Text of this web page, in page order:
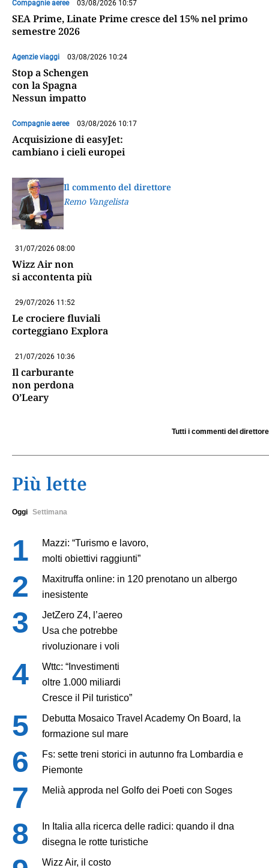
Compagnie aeree 03/08/2026 10:57
SEA Prime, Linate Prime cresce del 15% nel primo
semestre 2026
Agenzie viaggi 03/08/2026 10:24
Stop a Schengen
con la Spagna
Nessun impatto
Compagnie aeree 03/08/2026 10:17
Acquisizione di easyJet:
cambiano i cieli europei
Il commento del direttore
Remo Vangelista
31/07/2026 08:00
Wizz Air non
si accontenta più
29/07/2026 11:52
Le crociere fluviali
corteggiano Explora
21/07/2026 10:36
Il carburante
non perdona
O’Leary
Tutti i commenti del direttore
Più lette
Oggi Settimana
Mazzi: “Turismo e lavoro,
molti obiettivi raggiunti”
Maxitruffa online: in 120 prenotano un albergo
inesistente
JetZero Z4, l’aereo
Usa che potrebbe
rivoluzionare i voli
Wttc: “Investimenti
oltre 1.000 miliardi
Cresce il Pil turistico”
Debutta Mosaico Travel Academy On Board, la
formazione sul mare
Fs: sette treni storici in autunno fra Lombardia e
Piemonte
Melià approda nel Golfo dei Poeti con Soges
In Italia alla ricerca delle radici: quando il dna
disegna le rotte turistiche
Wizz Air, il costo